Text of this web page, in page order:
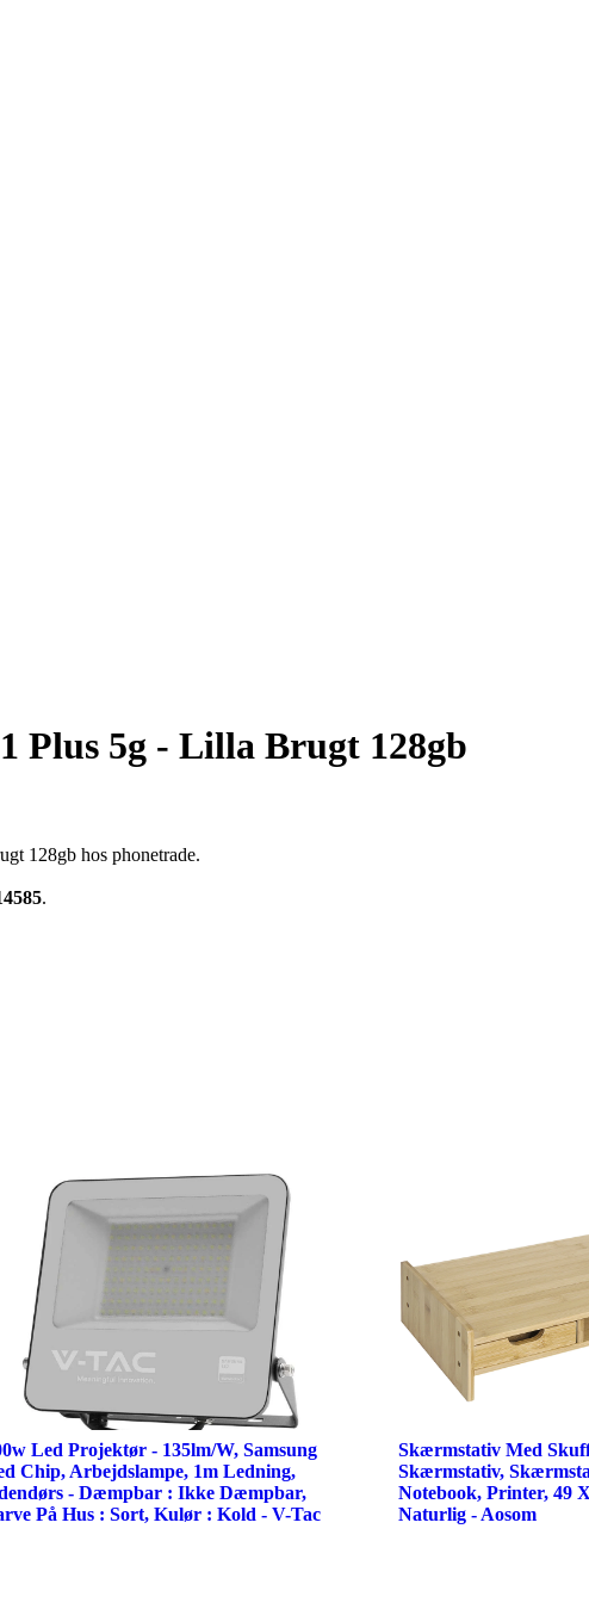
Plus 5g - Lilla Brugt 128gb
128gb hos phonetrade.
.
Led Projektør - 135lm/W, Samsung
Chip, Arbejdslampe, 1m Ledning,
- Dæmpbar : Ikke Dæmpbar,
På Hus : Sort, Kulør : Kold - V-Tac
Skærmstativ Med
Skærmstativ,
Notebook, Printer, 49
Naturlig - Aosom